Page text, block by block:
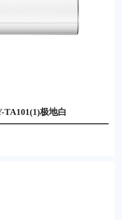
TA101(1)极地白